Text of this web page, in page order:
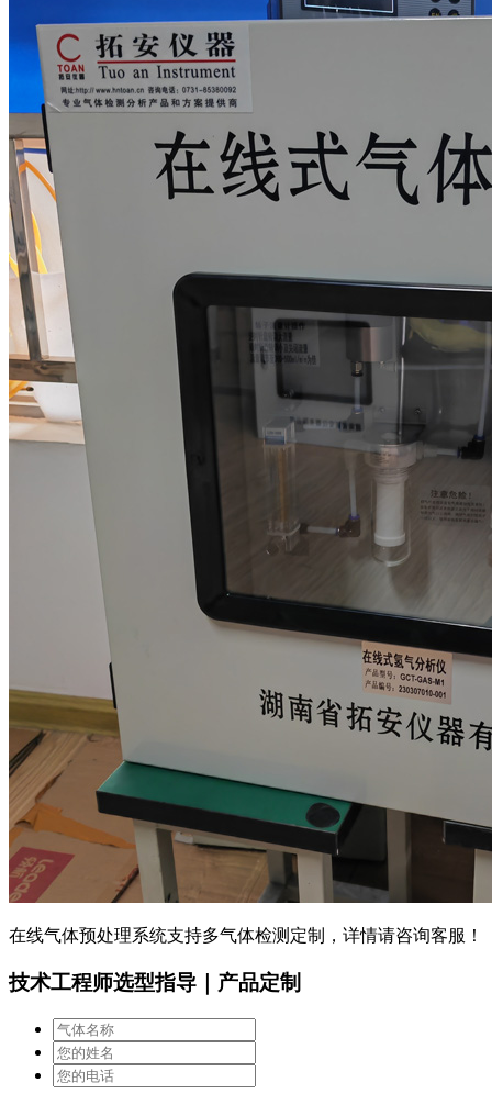
在线气体预处理系统支持多气体检测定制，详情请咨询客服！
技术工程师选型指导｜产品定制